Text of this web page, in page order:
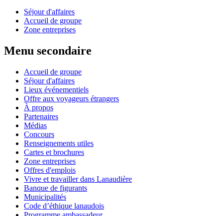
Séjour d'affaires
Accueil de groupe
Zone entreprises
Menu secondaire
Accueil de groupe
Séjour d'affaires
Lieux événementiels
Offre aux voyageurs étrangers
À propos
Partenaires
Médias
Concours
Renseignements utiles
Cartes et brochures
Zone entreprises
Offres d'emplois
Vivre et travailler dans Lanaudière
Banque de figurants
Municipalités
Code d’éthique lanaudois